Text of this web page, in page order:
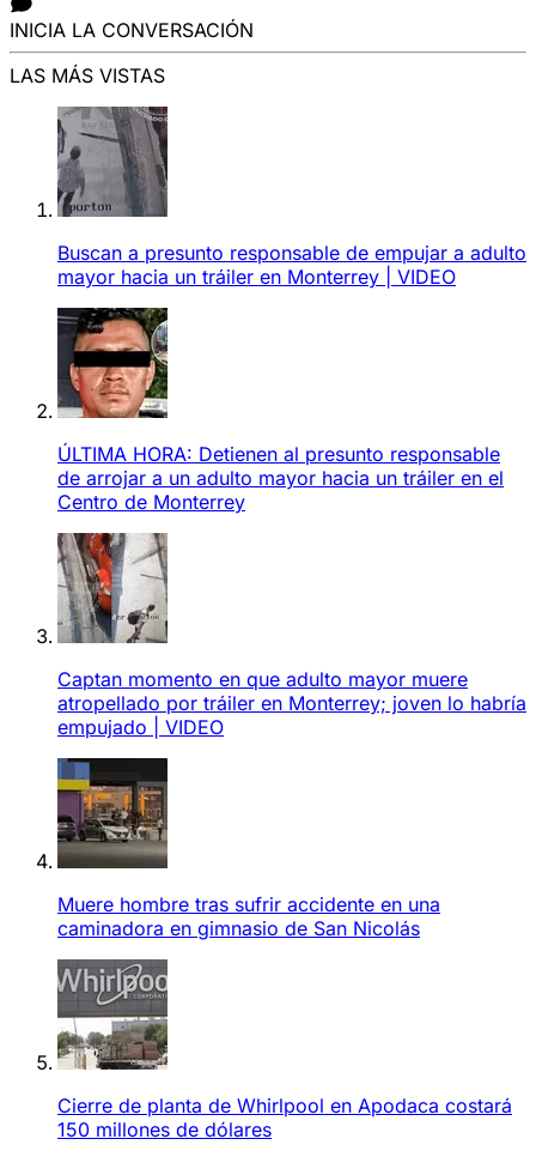
INICIA LA CONVERSACIÓN
LAS MÁS VISTAS
Buscan a presunto responsable de empujar a adulto
mayor hacia un tráiler en Monterrey | VIDEO
ÚLTIMA HORA: Detienen al presunto responsable
de arrojar a un adulto mayor hacia un tráiler en el
Centro de Monterrey
Captan momento en que adulto mayor muere
atropellado por tráiler en Monterrey; joven lo habría
empujado | VIDEO
Muere hombre tras sufrir accidente en una
caminadora en gimnasio de San Nicolás
Cierre de planta de Whirlpool en Apodaca costará
150 millones de dólares